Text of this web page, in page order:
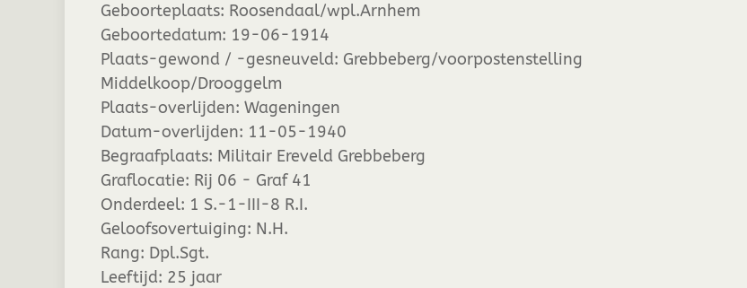
Geboorteplaats: Roosendaal/wpl.Arnhem
Geboortedatum: 19-06-1914
Plaats-gewond / -gesneuveld: Grebbeberg/voorpostenstelling
Middelkoop/Drooggelm
Plaats-overlijden: Wageningen
Datum-overlijden: 11-05-1940
Begraafplaats: Militair Ereveld Grebbeberg
Graflocatie: Rij 06 - Graf 41
Onderdeel: 1 S.-1-III-8 R.I.
Geloofsovertuiging: N.H.
Rang: Dpl.Sgt.
Leeftijd: 25 jaar